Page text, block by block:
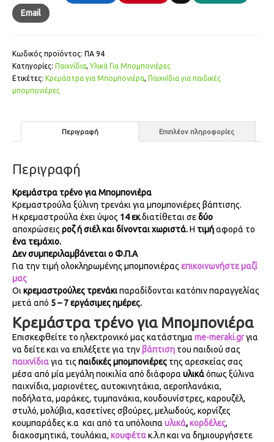
Email
Κωδικός προϊόντος: ΠΑ 94
Κατηγορίες: Παιχνίδια, Υλικά Για Μπομπονιέρες
Ετικέτες: Κρεμάστρα για Μπομπονιέρα, Παιχνίδια για παιδικές
μπομπονιέρες
Περιγραφή Επιπλέον πληροφορίες
Περιγραφή
Κρεμάστρα τρένο για Μπομπονιέρα
Κρεμαστρούλα ξύλινη τρενάκι για μπομπονιέρες βάπτισης.
Η κρεμαστρούλα έχει ύψος 14 εκ.διατίθεται σεδύο
αποχρώσεις ροζ ή σιέλ και δίνονται χωριστά.Η τιμήαφορά το
ένα τεμάχιο.
Δεν συμπεριλαμβάνεται ο Φ.Π.Α
Για την τιμή ολοκληρωμένης μπομπονιέρας επικοινωνήστε μαζί
μας
Οι κρεμαστρούλες τρενάκιπαραδίδονται κατόπιν παραγγελίας
μετά από 5 – 7 εργάσιμες ημέρες.
Κρεμάστρα τρένο για Μπομπονιέρα
Επισκεφθείτε το ηλεκτρονικό μας κατάστημα me-meraki.grγια
να δείτε και να επιλέξετε για τηνβάπτιση του παιδιού σας
παιχνίδιαγια τις παιδικές μπομπονιέρες της αρεσκείας σας
μέσα από μία μεγάλη ποικιλία από διάφορα υλικάόπως ξύλινα
παιχνίδια, μαριονέτες, αυτοκινητάκια, αεροπλανάκια,
ποδήλατα, μαράκες, τυμπανάκια, κουδουνίστρες, καρουζέλ,
στυλό, μολύβια, κασετίνες σβούρες, μελωδούς, κορνίζες
κουμπαράδες κ.α και από τα υπόλοιπα υλικά,κορδέλες,
διακοσμητικά, τουλάκια, κουφέτακ.λ.π και να δημιουργήσετε